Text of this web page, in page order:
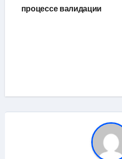
процессе валидации